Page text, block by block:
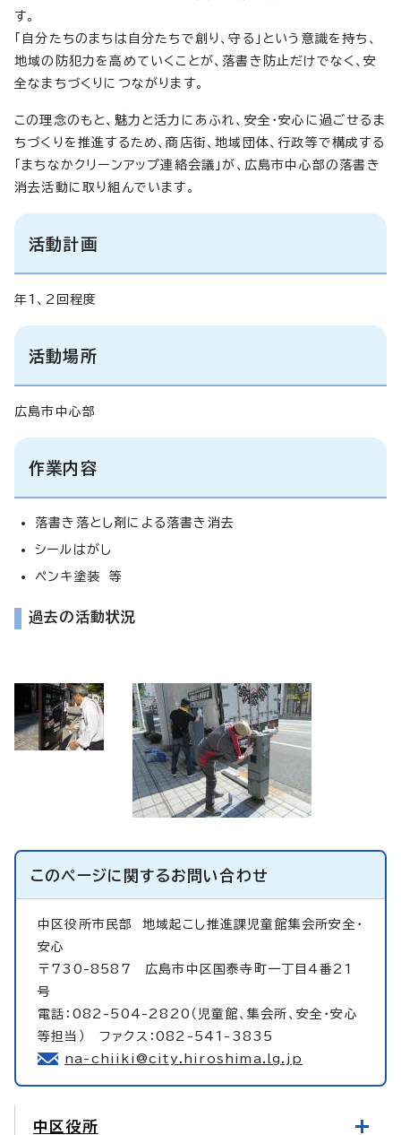
す。
「自分たちのまちは自分たちで創り、守る」という意識を持ち、
地域の防犯力を高めていくことが、落書き防止だけでなく、安
全なまちづくりにつながります。
この理念のもと、魅力と活力にあふれ、安全・安心に過ごせるま
ちづくりを推進するため、商店街、地域団体、行政等で構成する
「まちなかクリーンアップ連絡会議」が、広島市中心部の落書き
消去活動に取り組んでいます。
活動計画
年1、2回程度
活動場所
広島市中心部
作業内容
落書き落とし剤による落書き消去
シールはがし
ペンキ塗装 等
過去の活動状況
このページに関するお問い合わせ
中区役所市民部 地域起こし推進課児童館集会所安全・
安心
〒730-8587 広島市中区国泰寺町一丁目4番21
号
電話：082-504-2820（児童館、集会所、安全・安心
等担当） ファクス：082-541-3835
na-chiiki@city.hiroshima.lg.jp
中区役所